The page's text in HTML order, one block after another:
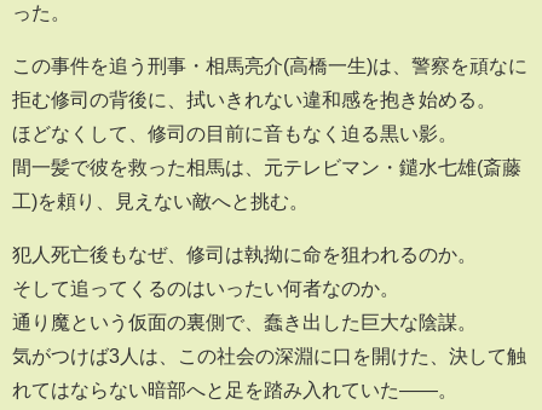
った。
この事件を追う刑事・相馬亮介(高橋一生)は、警察を頑なに
拒む修司の背後に、拭いきれない違和感を抱き始める。
ほどなくして、修司の目前に音もなく迫る黒い影。
間一髪で彼を救った相馬は、元テレビマン・鑓水七雄(斎藤
工)を頼り、見えない敵へと挑む。
犯人死亡後もなぜ、修司は執拗に命を狙われるのか。
そして追ってくるのはいったい何者なのか。
通り魔という仮面の裏側で、蠢き出した巨大な陰謀。
気がつけば3人は、この社会の深淵に口を開けた、決して触
れてはならない暗部へと足を踏み入れていた――。